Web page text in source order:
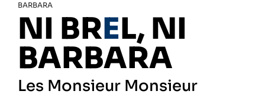
BARBARA
NI BREL, NI
BARBARA
Les Monsieur Monsieur